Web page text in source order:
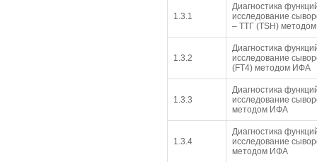
1.3.1
Диагностика
исследование
– ТТГ (TSH)
1.3.2
Диагностика
исследование
(FT4) методом ИФА
1.3.3
Диагностика
исследование
методом ИФА
1.3.4
Диагностика
исследование
методом ИФА